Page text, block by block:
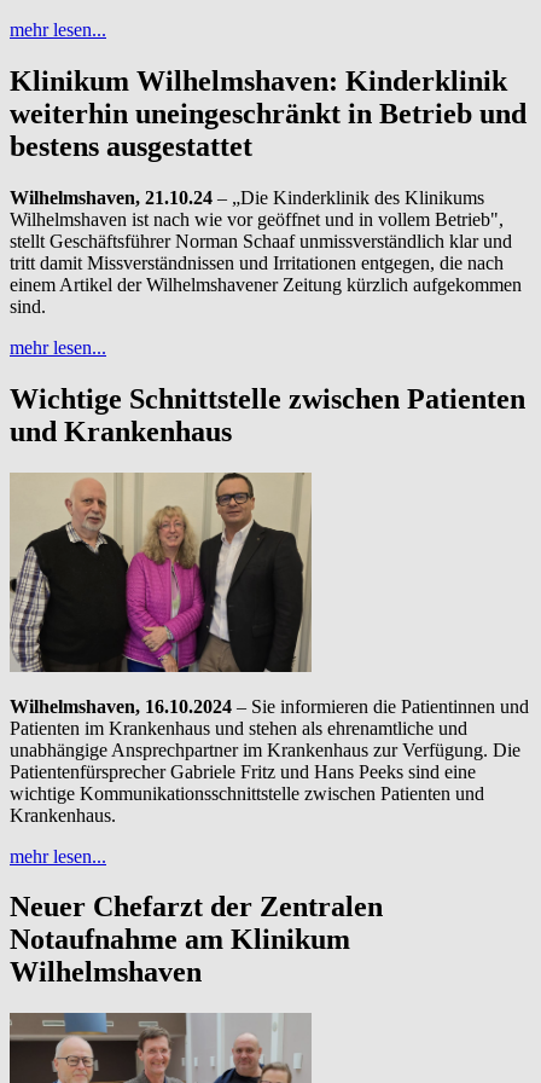
mehr lesen...
Klinikum Wilhelmshaven: Kinderklinik
weiterhin uneingeschränkt in Betrieb und
bestens ausgestattet
Wilhelmshaven, 21.10.24 – „Die Kinderklinik des Klinikums
Wilhelmshaven ist nach wie vor geöffnet und in vollem Betrieb",
stellt Geschäftsführer Norman Schaaf unmissverständlich klar und
tritt damit Missverständnissen und Irritationen entgegen, die nach
einem Artikel der Wilhelmshavener Zeitung kürzlich aufgekommen
sind.
mehr lesen...
Wichtige Schnittstelle zwischen Patienten
und Krankenhaus
Wilhelmshaven, 16.10.2024 – Sie informieren die Patientinnen und
Patienten im Krankenhaus und stehen als ehrenamtliche und
unabhängige Ansprechpartner im Krankenhaus zur Verfügung. Die
Patientenfürsprecher Gabriele Fritz und Hans Peeks sind eine
wichtige Kommunikationsschnittstelle zwischen Patienten und
Krankenhaus.
mehr lesen...
Neuer Chefarzt der Zentralen
Notaufnahme am Klinikum
Wilhelmshaven